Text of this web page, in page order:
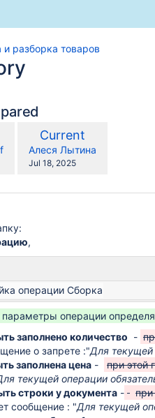
и разборка товаров
compared
New
Version
Current
changes.mady.by.user
Алеся Лытина
Saved
Jul 18, 2025
,
операции Сборка
операции
заполнено количество -
о запрете :"Для текущей
заполнена цена - при этой
текущей операции
строки у документа - при
сообщение : "Для текущей